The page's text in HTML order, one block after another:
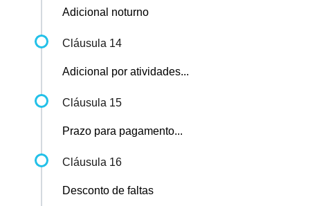
Adicional noturno
Cláusula 14
Adicional por atividades...
Cláusula 15
Prazo para pagamento...
Cláusula 16
Desconto de faltas